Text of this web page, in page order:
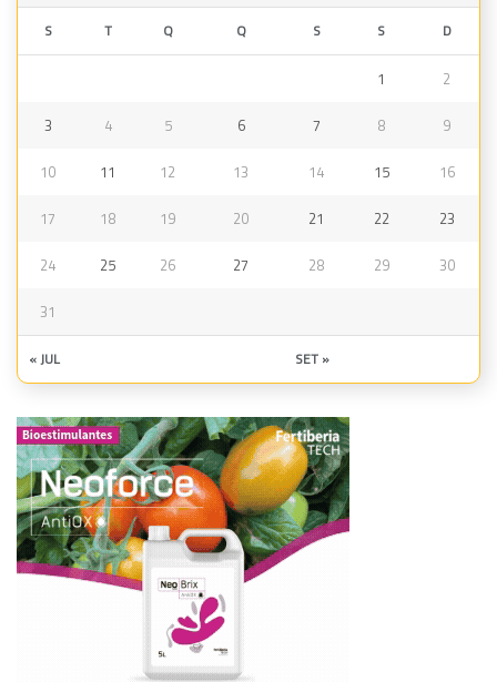
S T Q Q S S D
1 2
3 4 5 6 7 8 9
10 11 12 13 14 15 16
17 18 19 20 21 22 23
24 25 26 27 28 29 30
31
« JUL SET »